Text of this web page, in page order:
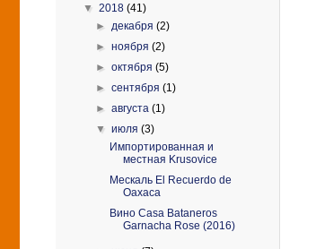
▼ 2018 (41)
► декабря(2)
►ноября(2)
►октября(5)
►сентября(1)
►августа(1)
▼июля(3)
Импортированная и
местная Krusovice
Мескаль El Recuerdo de
Oaxaca
Вино Casa Bataneros
Garnacha Rose (2016)